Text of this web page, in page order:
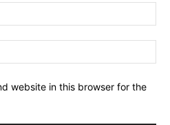
website in this browser for the